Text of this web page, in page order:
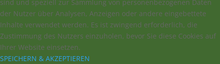
sind und speziell zur Sammlung von personenbezogenen Daten
der Nutzer über Analysen, Anzeigen oder andere eingebettete
Inhalte verwendet werden. Es ist zwingend erforderlich, die
Zustimmung des Nutzers einzuholen, bevor Sie diese Cookies auf
Ihrer Website einsetzen.
SPEICHERN & AKZEPTIEREN